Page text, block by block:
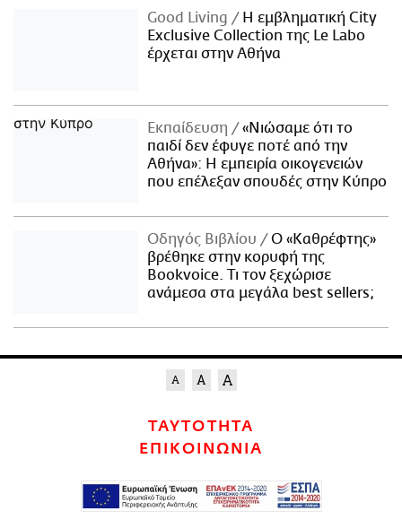
Good Living
Η εμβληματική City
Exclusive Collection της Le Labo
έρχεται στην Αθήνα
Εκπαίδευση
«Νιώσαμε ότι το
παιδί δεν έφυγε ποτέ από την
Αθήνα»: Η εμπειρία οικογενειών
που επέλεξαν σπουδές στην Κύπρο
Οδηγός Βιβλίου
Ο «Καθρέφτης»
βρέθηκε στην κορυφή της
Bookvoice. Τι τον ξεχώρισε
ανάμεσα στα μεγάλα best sellers;
ΤΑΥΤΟΤΗΤΑ
ΕΠΙΚΟΙΝΩΝΙΑ